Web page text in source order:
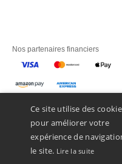
Nos partenaires financiers
Ce site utilise des
pour améliorer votre
expérience de
le site. Lire la suite